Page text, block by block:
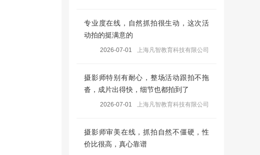
专业度在线，自然抓拍很生动，这次活
动拍的挺满意的
2026-07-01 上海凡智教育科技有限公司
摄影师特别有耐心，整场活动跟拍不拖
沓，成片出得快，细节也都拍到了
2026-07-01 上海凡智教育科技有限公司
摄影师审美在线，抓拍自然不僵硬，性
价比很高，真心靠谱